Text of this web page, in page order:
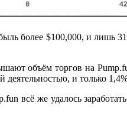
более $100,000, и
объём торгов на
и только
всё же удалось